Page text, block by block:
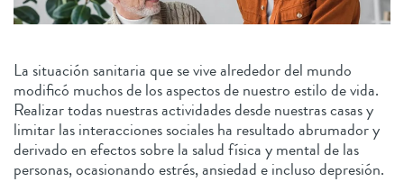
La situación sanitaria que se vive alrededor del mundo
modificó muchos de los aspectos de nuestro estilo de vida.
Realizar todas nuestras actividades desde nuestras casas y
limitar las interacciones sociales ha resultado abrumador y
derivado en efectos sobre la salud física y mental de las
personas, ocasionando estrés, ansiedad e incluso depresión.